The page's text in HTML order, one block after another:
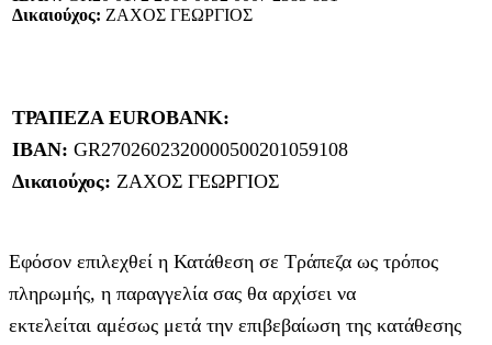
Δικαιούχος: ΖΑΧΟΣ ΓΕΩΡΓΙΟΣ
ΤΡΑΠΕΖΑ EUROBANK:
IBAN: GR2702602320000500201059108
Δικαιούχος: ΖΑΧΟΣ ΓΕΩΡΓΙΟΣ
Εφόσον επιλεχθεί η Κατάθεση σε Τράπεζα ως τρόπος
πληρωμής, η παραγγελία σας θα αρχίσει να
εκτελείται αμέσως μετά την επιβεβαίωση της κατάθεσης